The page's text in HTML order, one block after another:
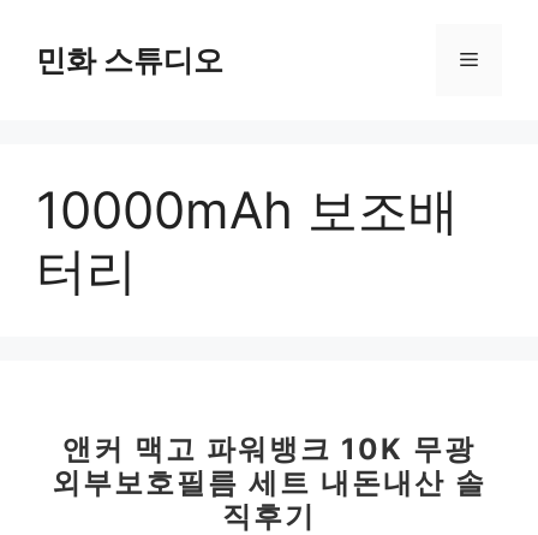
민화 스튜디오 메
10000mAh 보조배
터리
앤커 맥고 파워뱅크 10K 무광
외부보호필름 세트 내돈내산 솔
직후기